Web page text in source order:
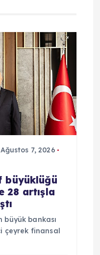
Ağustos 7, 2026
büyüklüğü
28 artışla
büyük bankası
çeyrek finansal